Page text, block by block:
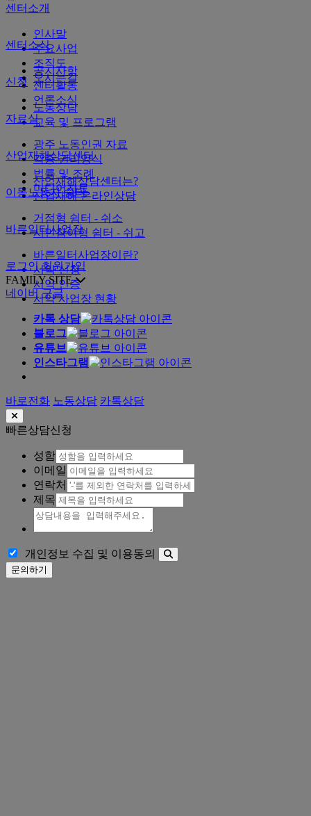
센터소개
인사말
주요사업
조직도
오시는길
센터소식
공지사항
센터활동
언론소식
신청
노동상담
교육 및 프로그램
자료실
광주 노동인권 자료
각종 권리양식
법률 및 조례
미디어자료
산업재해상담센터
산업재해상담센터는?
산업재해 온라인상담
이동노동자 쉼터
거점형 쉼터 - 쉬소
시민참여형 쉼터 - 쉬고
바른일터사업장
바른일터사업장이란?
서약 신청
서약 인증
서약 사업장 현황
로그인 회원가입
FAMILY SITE
네이버 구글
카톡 상담
블로그
유튜브
인스타그램
바로전화 노동상담 카톡상담
빠른상담신청
성함
이메일
연락처
제목
개인정보 수집 및 이용동의
문의하기